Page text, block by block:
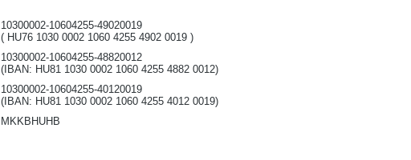
10300002-10604255-49020019
( HU76 1030 0002 1060 4255 4902 0019 )
10300002-10604255-48820012
(IBAN: HU81 1030 0002 1060 4255 4882 0012)
10300002-10604255-40120019
(IBAN: HU81 1030 0002 1060 4255 4012 0019)
MKKBHUHB